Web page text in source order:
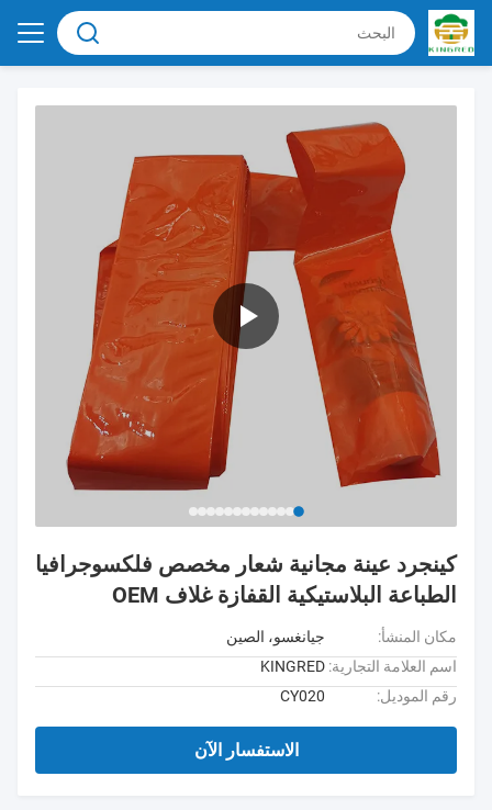
كينجرد عينة مجانية شعار مخصص فلكسوجرافيا
الطباعة البلاستيكية القفازة غلاف OEM
مكان المنشأ:
جيانغسو، الصين
اسم العلامة التجارية: KINGRED
رقم الموديل:
CY020
الاستفسار الآن